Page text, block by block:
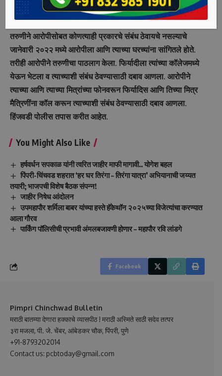
पोलिसांनी दिलेल्या माहितीनुसार, आरोपी आणि फिर्यादी हे पूर्वी मित्र होते.
तरुणीने आरोपीसोबत कोणत्याही प्रकारचे संबंध ठेवायचे नसल्याचे
जानेवारी २०२२ मध्ये आरोपीला आणि त्याच्या घरच्यांना सांगितले होते.
तरीही आरोपीने तरुणीचा पाठलाग केला. फिर्यादीला त्यांच्या कॉलेजमध्ये
येऊन भेटला व त्याच्याशी संबंध ठेवण्यासाठी दबाव आणला. आरोपीने
त्याच्या आणि त्याच्या मित्रांच्या फोनवरून फिर्यादिस आणि तिच्या मित्र
मैत्रिणींना कॉल करून त्याच्याशी संबंध ठेवण्यासाठी दबाव आणला.
हिंजवडी पोलीस तपास करीत आहेत.
You Might Also Like
हर्षवर्धन सपकाळ यांनी त्वरित जाहीर माफी मागावी.. योगेश बहल
पिंपरी-चिंचवड शहरात ‘हर घर तिरंगा – तिरंगा यात्रा’ अभियानाची जय्यत
तयारी; भाजपची विशेष बैठक संपन्न!
जाहीर निषेध आंदोलन
उपमहापौर शर्मिला बाबर यांच्या हस्ते हॅकेथॉन २०२५च्या विजेत्यांचा करण्यात
आला गौरव
पार्किंग पॉलिसीची प्रभावी अंमलबजावणी होणार – महापौर रवि लांडगे
Facebook
Pimpri Chinchwad Bulletin
मराठी बातम्या देणारा हक्काचे व्यासपीठ ! मराठी अस्मिते साठी सदेव तत्पर
३रा मजला, पी. जे. चेंबर, आंबेडकर चौक, पिंपरी, पुणे
+91-8793202014
Contact us: pcbtoday@gmail.com